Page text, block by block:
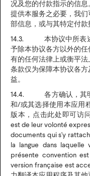
况及您的付款指示的信
提供本服务之必要，我
部信息，或与其特定付款
14.3. 本协议中所表述
予除本协议各方以外的
有的任何法律上或衡平
条款仅为保障本协议各
益。
14.4. 各方确认，其明
和/或其选择使用本应用
版本，点击此处即可访
est de leur volonté
documents qui s'y
la langue dans laquelle
présente convention
version française est